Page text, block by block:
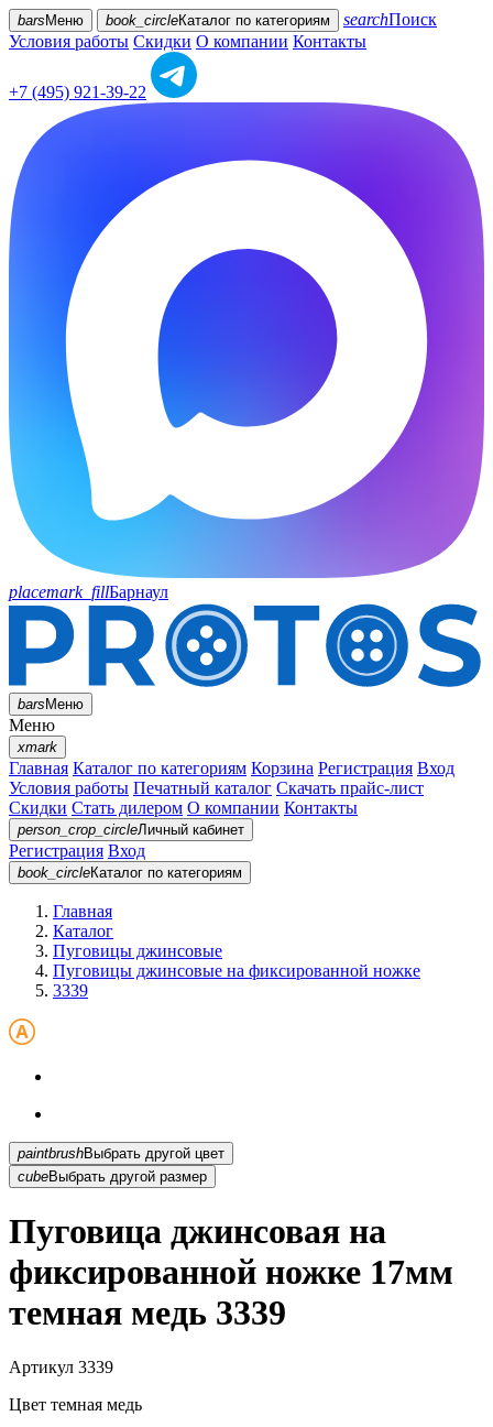
bars Меню book_circleКаталог по категориям searchПоиск
Условия работы Скидки О компании Контакты
+7 (495) 921-39-22
placemark_fillБарнаул
barsМеню
Меню
xmark
Главная Каталог по категориям Корзина Регистрация Вход
Условия работы Печатный каталог Скачать прайс-лист
Скидки Стать дилером О компании Контакты
person_crop_circleЛичный кабинет
Регистрация Вход
book_circleКаталог по категориям
Главная
Каталог
Пуговицы джинсовые
Пуговицы джинсовые на фиксированной ножке
3339
paintbrush
Выбрать другой цвет
cubeВыбрать другой размер
Пуговица джинсовая на
фиксированной ножке 17мм
темная медь 3339
Артикул 3339
Цвет темная медь